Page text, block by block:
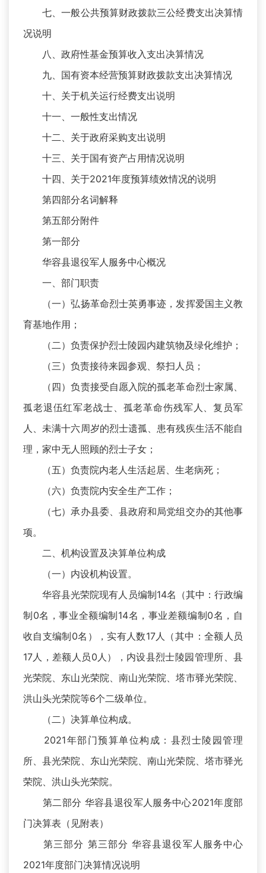
七、一般公共预算财政拨款三公经费支出决算情
况说明
八、政府性基金预算收入支出决算情况
九、国有资本经营预算财政拨款支出决算情况
十、关于机关运行经费支出说明
十一、一般性支出情况
十二、关于政府采购支出说明
十三、关于国有资产占用情况说明
十四、关于2021年度预算绩效情况的说明
第四部分名词解释
第五部分附件
第一部分
华容县退役军人服务中心概况
一、部门职责
（一）弘扬革命烈士英勇事迹，发挥爱国主义教
育基地作用；
（二）负责保护烈士陵园内建筑物及绿化维护；
（三）负责接待来园参观、祭扫人员；
（四）负责接受自愿入院的孤老革命烈士家属、
孤老退伍红军老战士、孤老革命伤残军人、复员军
人、未满十六周岁的烈士遗孤、患有残疾生活不能自
理，家中无人照顾的烈士子女；
（五）负责院内老人生活起居、生老病死；
（六）负责院内安全生产工作；
（七）承办县委、县政府和局党组交办的其他事
项。
二、机构设置及决算单位构成
（一）内设机构设置。
华容县光荣院现有人员编制14名（其中：行政编
制0名，事业全额编制14名，事业差额编制0名，自
收自支编制0名），实有人数17人（其中：全额人员
17人，差额人员0人），内设县烈士陵园管理所、县
光荣院、东山光荣院、南山光荣院、塔市驿光荣院、
洪山头光荣院等6个二级单位。
（二）决算单位构成。
2021年部门预算单位构成：县烈士陵园管理
所、县光荣院、东山光荣院、南山光荣院、塔市驿光
荣院、洪山头光荣院。
第二部分 华容县退役军人服务中心2021年度部
门决算表（见附表）
第三部分 第三部分 华容县退役军人服务中心
2021年度部门决算情况说明